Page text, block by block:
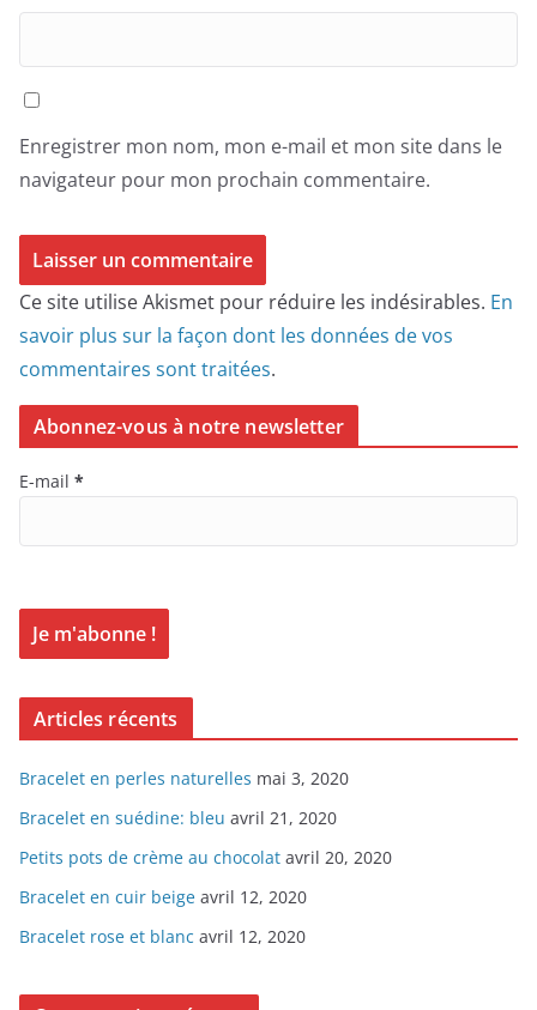
Enregistrer mon nom, mon e-mail et mon site dans le
navigateur pour mon prochain commentaire.
Ce site utilise Akismet pour réduire les indésirables. En
savoir plus sur la façon dont les données de vos
commentaires sont traitées.
Abonnez-vous à notre newsletter
E-mail *
Articles récents
Bracelet en perles naturelles mai 3, 2020
Bracelet en suédine: bleu avril 21, 2020
Petits pots de crème au chocolat avril 20, 2020
Bracelet en cuir beige avril 12, 2020
Bracelet rose et blanc avril 12, 2020